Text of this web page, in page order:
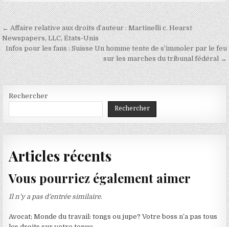
Navigation
de
l’article
← Affaire relative aux droits d’auteur : Martinelli c. Hearst
Newspapers, LLC, États-Unis
Infos pour les fans : Suisse Un homme tente de s’immoler par le feu
sur les marches du tribunal fédéral →
Rechercher
Rechercher
Articles récents
Vous pourriez également aimer
Il n’y a pas d’entrée similaire.
Avocat; Monde du travail: tongs ou jupe? Votre boss n’a pas tous